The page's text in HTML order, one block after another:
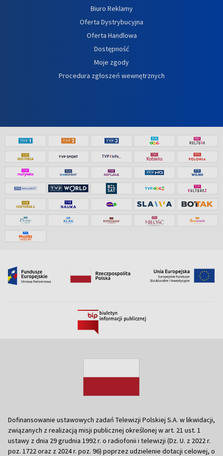
Biuro Reklamy
Oferta Dystrybucyjna
Oferta Handlowa
Dostępność
Moje zgody
Procedura zgłoszeń wewnętrznych
Dofinansowanie ustawowych zadań Telewizji Polskiej S.A. w likwidacji,
związanych z realizacją misji publicznej określonej w art. 21 ust. 1
ustawy z dnia 29 grudnia 1992 r. o radiofonii i telewizji (Dz. U. z 2022 r.
poz. 1722 oraz z 2024 r. poz. 96) poprzez udzielenie dotacji celowej, o